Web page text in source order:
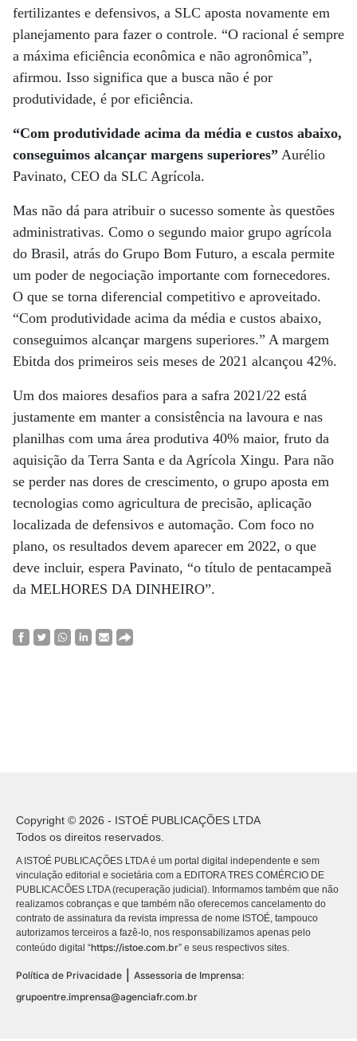
fertilizantes e defensivos, a SLC aposta novamente em
planejamento para fazer o controle. “O racional é sempre
a máxima eficiência econômica e não agronômica”,
afirmou. Isso significa que a busca não é por
produtividade, é por eficiência.
“Com produtividade acima da média e custos abaixo,
conseguimos alcançar margens superiores” Aurélio
Pavinato, CEO da SLC Agrícola.
Mas não dá para atribuir o sucesso somente às questões
administrativas. Como o segundo maior grupo agrícola
do Brasil, atrás do Grupo Bom Futuro, a escala permite
um poder de negociação importante com fornecedores.
O que se torna diferencial competitivo e aproveitado.
“Com produtividade acima da média e custos abaixo,
conseguimos alcançar margens superiores.” A margem
Ebitda dos primeiros seis meses de 2021 alcançou 42%.
Um dos maiores desafios para a safra 2021/22 está
justamente em manter a consistência na lavoura e nas
planilhas com uma área produtiva 40% maior, fruto da
aquisição da Terra Santa e da Agrícola Xingu. Para não
se perder nas dores de crescimento, o grupo aposta em
tecnologias como agricultura de precisão, aplicação
localizada de defensivos e automação. Com foco no
plano, os resultados devem aparecer em 2022, o que
deve incluir, espera Pavinato, “o título de pentacampeã
da MELHORES DA DINHEIRO”.
Copyright © 2026 - ISTOÉ PUBLICAÇÕES LTDA
Todos os direitos reservados.
A ISTOÉ PUBLICAÇÕES LTDA é um portal digital independente e sem
vinculação editorial e societária com a EDITORA TRES COMÉRCIO DE
PUBLICACÕES LTDA (recuperação judicial). Informamos também que não
realizamos cobranças e que também não oferecemos cancelamento do
contrato de assinatura da revista impressa de nome ISTOÉ, tampouco
autorizamos terceiros a fazê-lo, nos responsabilizamos apenas pelo
conteúdo digital “https://istoe.com.br” e seus respectivos sites.
Política de Privacidade
Assessoria de Imprensa:
grupoentre.imprensa@agenciafr.com.br